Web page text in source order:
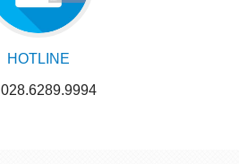
HOTLINE
028.6289.9994